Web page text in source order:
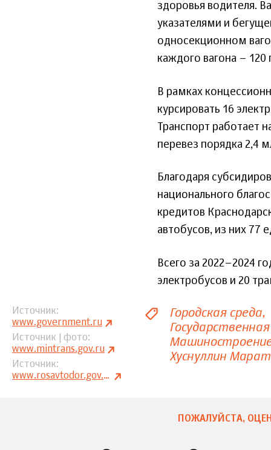
здоровья водителя.
указателями и
односекционном
каждого вагона – 120
В рамках
курсировать 16
Транспорт работает
перевез порядка 2,4
Благодаря
национального
кредитов
автобусов, из них 77
Всего за 2022–2024
электробусов и 20
Источник
www.government.ru
Источник | фото
www.mintrans.gov.ru
Источник
www.rosavtodor.gov.ru
Городская среда
Хуснуллин Марат
ПОЖАЛУЙСТА,